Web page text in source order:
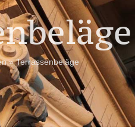
»Terrassenbeläge